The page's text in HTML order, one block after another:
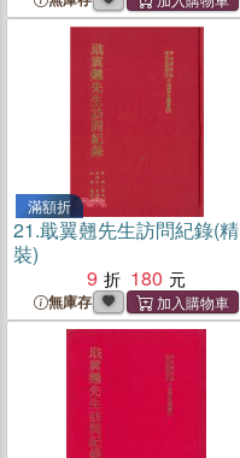
滿額折
21.戢翼翹先生訪問紀錄(精
裝)
9
180
無庫存